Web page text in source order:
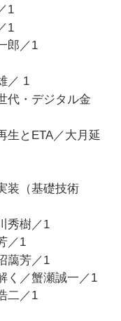
1
1
郎／1
／ 1
代・デジタル金
生とETA／大月延
装（基礎技術
秀樹／1
／1
藹芳／1
く／蟹瀬誠一／1
二／1